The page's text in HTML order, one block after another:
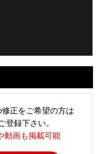
正をご希望の方は
録下さい。
動画も掲載可能